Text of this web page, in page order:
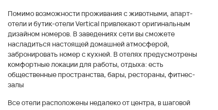
Помимо возможности проживания с животными, апарт-
отели и бутик-отели Vertical привлекают оригинальным
дизайном номеров. В заведениях сети вы сможете
насладиться настоящей домашней атмосферой,
забронировать номер с кухней. В отелях предусмотрены
комфортные локации для работы, отдыха: есть
общественные пространства, бары, рестораны, фитнес-
залы
Все отели расположены недалеко от центра, в шаговой